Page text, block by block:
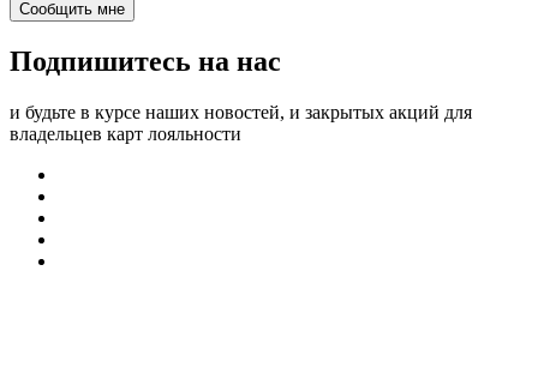
Подпишитесь на нас
и будьте в курсе наших новостей, и закрытых акций для
владельцев карт лояльности